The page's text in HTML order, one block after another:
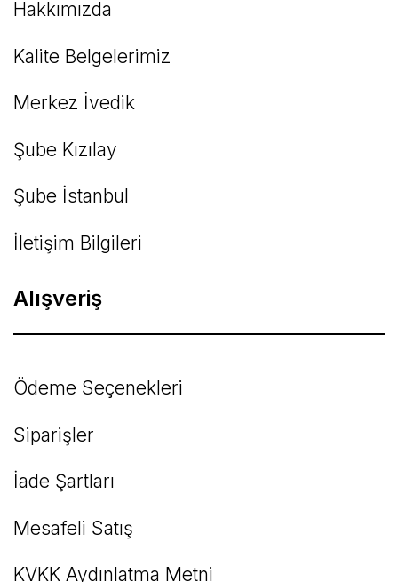
Hakkımızda
Kalite Belgelerimiz
Merkez İvedik
Şube Kızılay
Şube İstanbul
İletişim Bilgileri
Alışveriş
Ödeme Seçenekleri
Siparişler
İade Şartları
Mesafeli Satış
KVKK Aydınlatma Metni